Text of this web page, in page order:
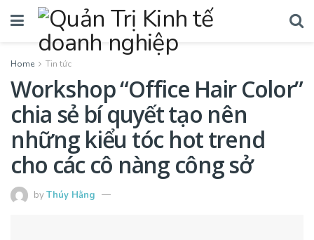
Home Tin tức
Workshop “Office Hair Color”
chia sẻ bí quyết tạo nên
những kiểu tóc hot trend
cho các cô nàng công sở
byThúy Hằng